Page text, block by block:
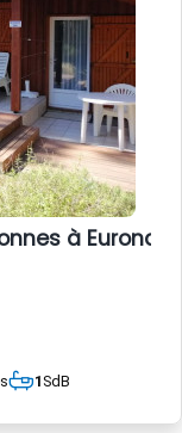
à Euronat
1SdB